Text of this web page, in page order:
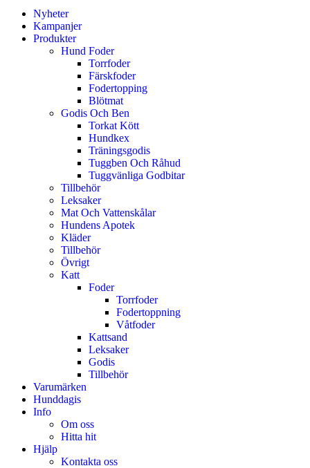
Nyheter
Kampanjer
Produkter
Hund Foder
Torrfoder
Färskfoder
Fodertopping
Blötmat
Godis Och Ben
Torkat Kött
Hundkex
Träningsgodis
Tuggben Och Råhud
Tuggvänliga Godbitar
Tillbehör
Leksaker
Mat Och Vattenskålar
Hundens Apotek
Kläder
Tillbehör
Övrigt
Katt
Foder
Torrfoder
Fodertoppning
Våtfoder
Kattsand
Leksaker
Godis
Tillbehör
Varumärken
Hunddagis
Info
Om oss
Hitta hit
Hjälp
Kontakta oss